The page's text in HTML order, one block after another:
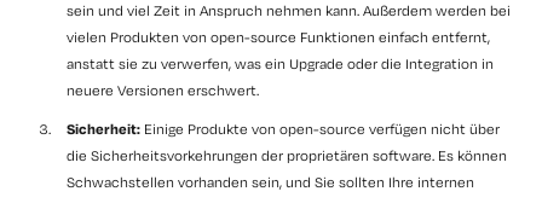
sein und viel Zeit in Anspruch nehmen kann. Außerdem werden bei
vielen Produkten von open-source Funktionen einfach entfernt,
anstatt sie zu verwerfen, was ein Upgrade oder die Integration in
neuere Versionen erschwert.
Sicherheit: Einige Produkte von open-source verfügen nicht über
die Sicherheitsvorkehrungen der proprietären software. Es können
Schwachstellen vorhanden sein, und Sie sollten Ihre internen